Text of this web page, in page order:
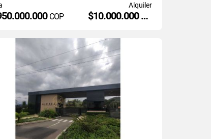
COP
Alquiler
$10.000.000
COP